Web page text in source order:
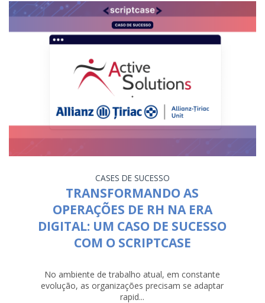
CASES DE SUCESSO
TRANSFORMANDO AS
OPERAÇÕES DE RH NA ERA
DIGITAL: UM CASO DE SUCESSO
COM O SCRIPTCASE
No ambiente de trabalho atual, em constante
evolução, as organizações precisam se adaptar
rapid...